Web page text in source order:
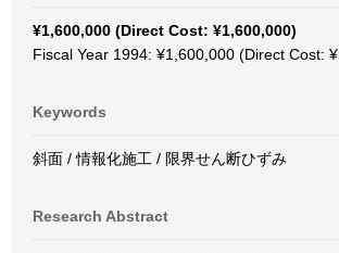
¥1,600,000 (Direct Cost: ¥1,600,000)
Fiscal Year 1994: ¥1,600,000 (Direct Cost:
Keywords
斜面 / 情報化施工 / 限界せん断ひずみ
Research Abstract